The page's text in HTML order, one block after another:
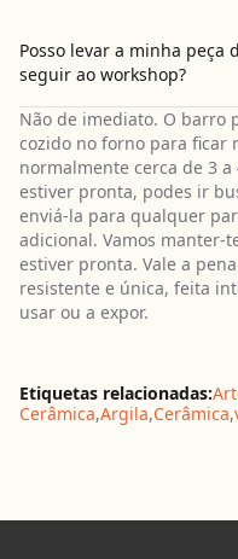
Posso levar a minha peça
seguir ao workshop?
Não de imediato. O barro
cozido no forno para ficar
normalmente cerca de 3
estiver pronta, podes ir
enviá-la para qualquer
adicional. Vamos manter-
estiver pronta. Vale a
resistente e única, feita
usar ou a expor.
Etiquetas relacionadas:
Cerâmica,Argila,Cerâmica,